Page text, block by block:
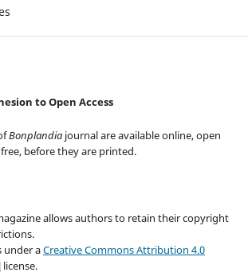
to Open Access
Bonplandiajournal are available online, open
before they are printed.
allows authors to retain their copyright
under aCreative Commons Attribution 4.0
license.